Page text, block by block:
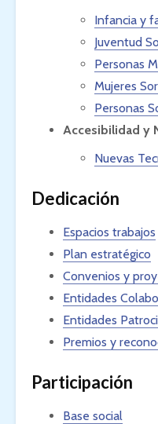
Infancia y
Juventud
Personas
Mujeres
Personas
Accesibilidad y
Nuevas
Dedicación
Espacios trabajos
Plan estratégico
Convenios y
Entidades
Entidades
Premios y
Participación
Base social